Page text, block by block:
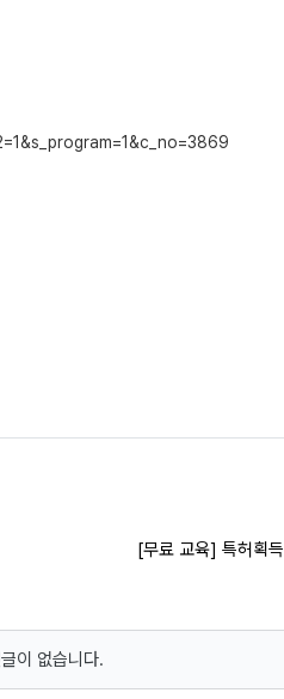
[무료 교육] 특허획
이 없습니다.